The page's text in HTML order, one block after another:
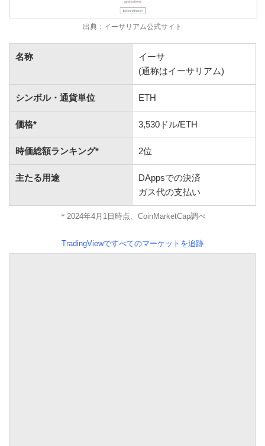
出典：イーサリアム公式サイト
名称
イーサ
(通称はイーサリアム)
シンボル・通貨単位 ETH
価格* 3,530ドル/ETH
時価総額ランキング* 2位
主たる用途
DAppsでの決済
ガス代の支払い
＊2024年4月1日時点、CoinMarketCap調べ
TradingViewですべてのマーケットを追跡